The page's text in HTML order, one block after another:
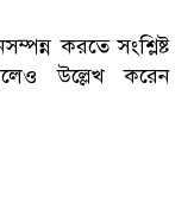
করতে সংশ্লিষ্ট
উল্লেখ করেন